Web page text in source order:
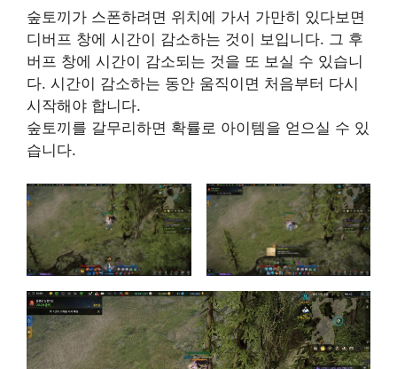
숲토끼가 스폰하려면 위치에 가서 가만히 있다보면
디버프 창에 시간이 감소하는 것이 보입니다. 그 후
버프 창에 시간이 감소되는 것을 또 보실 수 있습니
다. 시간이 감소하는 동안 움직이면 처음부터 다시
시작해야 합니다.
숲토끼를 갈무리하면 확률로 아이템을 얻으실 수 있
습니다.